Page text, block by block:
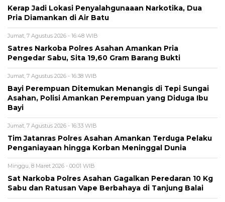
Kerap Jadi Lokasi Penyalahgunaaan Narkotika, Dua
Pria Diamankan di Air Batu
Jumat, 7 Agustus 2026 - 16:48 WIB
Satres Narkoba Polres Asahan Amankan Pria
Pengedar Sabu, Sita 19,60 Gram Barang Bukti
Jumat, 7 Agustus 2026 - 16:38 WIB
Bayi Perempuan Ditemukan Menangis di Tepi Sungai
Asahan, Polisi Amankan Perempuan yang Diduga Ibu
Bayi
Jumat, 7 Agustus 2026 - 16:33 WIB
Tim Jatanras Polres Asahan Amankan Terduga Pelaku
Penganiayaan hingga Korban Meninggal Dunia
Minggu, 8 Maret 2026 - 00:01 WIB
Sat Narkoba Polres Asahan Gagalkan Peredaran 10 Kg
Sabu dan Ratusan Vape Berbahaya di Tanjung Balai